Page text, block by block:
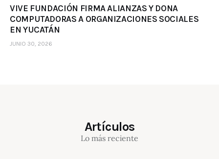
VIVE FUNDACIÓN FIRMA ALIANZAS Y DONA
COMPUTADORAS A ORGANIZACIONES SOCIALES
EN YUCATÁN
JUNIO 30, 2026
Artículos
Lo más reciente